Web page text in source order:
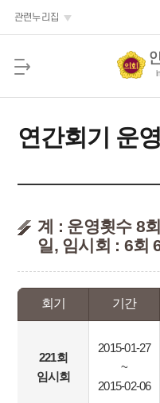
관련누리집
연간회기 운
계 : 운영횟수 8
일, 임시회 : 6회
회기 기간
221회
임시회
2015-01-27
~
2015-02-06